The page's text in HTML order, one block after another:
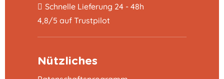
In den Warenkorb
Schnelle Lieferung 24 - 48h
4,8/5 auf Trustpilot
Nützliches